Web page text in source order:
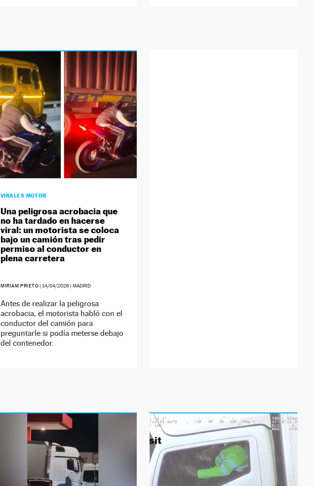
VIRALES MOTOR
Una peligrosa acrobacia que
no ha tardado en hacerse
viral: un motorista se coloca
bajo un camión tras pedir
permiso al conductor en
plena carretera
MIRIAM PRIETO | 14/04/2026 | MADRID
Antes de realizar la peligrosa
acrobacia, el motorista habló con el
conductor del camión para
preguntarle si podía meterse debajo
del contenedor.